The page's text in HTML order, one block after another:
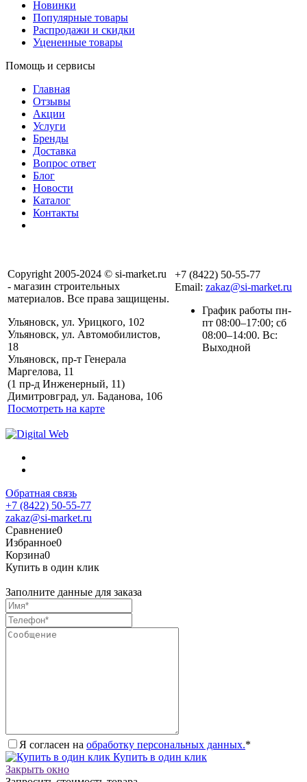
Новинки
Популярные товары
Распродажи и скидки
Уцененные товары
Помощь и сервисы
Главная
Отзывы
Акции
Услуги
Бренды
Доставка
Вопрос ответ
Блог
Новости
Каталог
Контакты
Copyright 2005-2024 © si-market.ru
- магазин строительных
материалов. Все права защищены.
Ульяновск, ул. Урицкого, 102
Ульяновск, ул. Автомобилистов,
18
Ульяновск, пр-т Генерала
Маргелова, 11
(1 пр-д Инженерный, 11)
Димитровград, ул. Баданова, 106
Посмотреть на карте
+7 (8422) 50-55-77
Email: zakaz@si-market.ru
График работы пн-
пт 08:00–17:00; сб
08:00–14:00. Вс:
Выходной
Обратная связь
+7 (8422) 50-55-77
zakaz@si-market.ru
Сравнение0
Избранное0
Корзина0
Купить в один клик
Заполните данные для заказа
Я согласен на обработку персональных данных.*
Купить в один клик
Закрыть окно